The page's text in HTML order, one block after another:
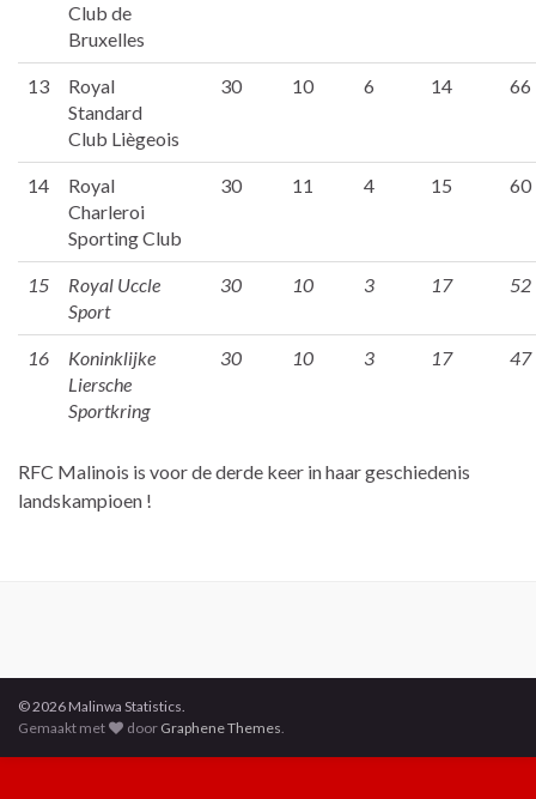
Club de
Bruxelles
13
Royal
Standard
Club Liègeois
30 10 6 14 66
14
Royal
Charleroi
Sporting Club
30 11 4 15 60
15
Royal Uccle
Sport
30 10 3 17 52
16
Koninklijke
Liersche
Sportkring
30 10 3 17 47
RFC Malinois is voor de derde keer in haar geschiedenis
landskampioen !
© 2026 Malinwa Statistics.
Gemaakt met
door Graphene Themes.